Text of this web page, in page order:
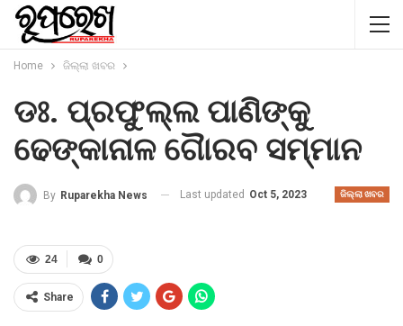
Home ଜିଲ୍ଲା ଖବର
ଡଃ. ପ୍ରଫୁଲ୍ଲ ପାଣିଙ୍କୁ
ଢେଙ୍କାନାଳ ଗୈାରବ ସମ୍ମାନ
ଜିଲ୍ଲା ଖବର
By Ruparekha News Last updated Oct 5, 2023
0
24
Share